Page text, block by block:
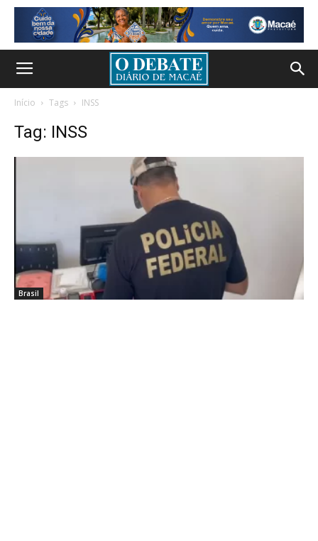
Início Tags INSS
Tag: INSS
Brasil